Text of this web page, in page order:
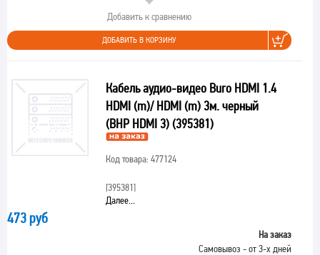
Добавить к сравнению
ДОБАВИТЬ В КОРЗИНУ
Кабель аудио-видео Buro HDMI 1.4
HDMI (m)/ HDMI (m) 3м. черный
(BHP HDMI 3) (395381)
Код товара: 477124
[395381]
Далее...
473 руб
На заказ
Самовывоз - от 3-х дней